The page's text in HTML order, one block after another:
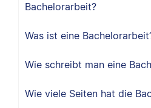
Bachelorarbeit?
Was ist eine
Wie schreibt man eine
Wie viele Seiten hat die